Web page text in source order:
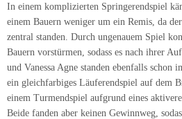
In einem komplizierten Springerendspiel
einem Bauern weniger um ein Remis, da
zentral standen. Durch ungenauem Spiel
Bauern vorstürmen, sodass es nach ihrer
und Vanessa Agne standen ebenfalls
ein gleichfarbiges Läuferendspiel auf dem
einem Turmendspiel aufgrund eines
Beide fanden aber keinen Gewinnweg,